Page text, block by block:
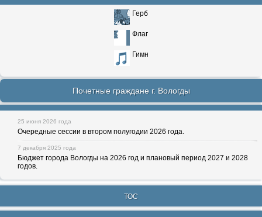
Герб
Флаг
Гимн
Почетные граждане г. Вологды
25 июня 2026 года
Очередные сессии в втором полугодии 2026 года.
7 декабря 2025 года
Бюджет города Вологды на 2026 год и плановый период 2027 и 2028
годов.
ТОС